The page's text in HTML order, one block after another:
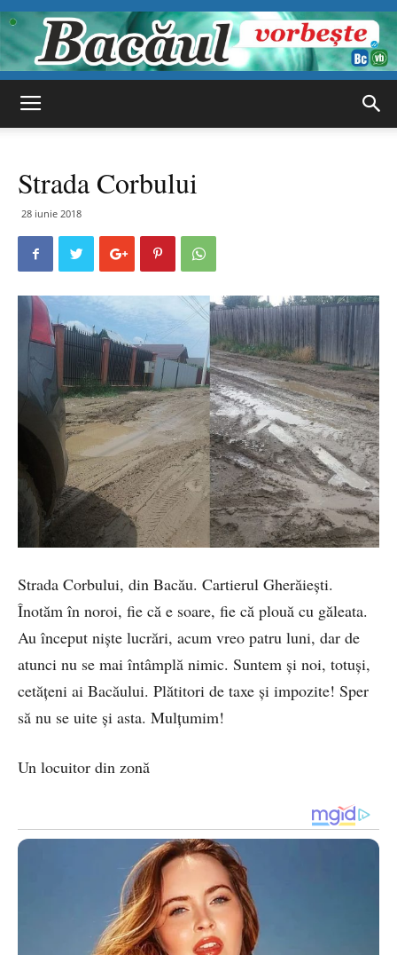
Strada Corbului
28 iunie 2018
Strada Corbului, din Bacău. Cartierul Gherăiești.
Înotăm în noroi, fie că e soare, fie că plouă cu găleata.
Au început niște lucrări, acum vreo patru luni, dar de
atunci nu se mai întâmplă nimic. Suntem și noi, totuși,
cetățeni ai Bacăului. Plătitori de taxe și impozite! Sper
să nu se uite și asta. Mulțumim!
Un locuitor din zonă